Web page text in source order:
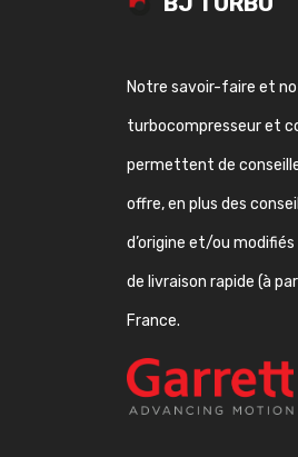
Notre savoir-faire et
turbocompresseur et
permettent de
offre, en plus des
d’origine et/ou
de livraison rapide (à
France.